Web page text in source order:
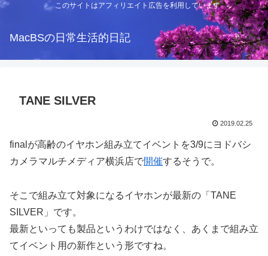
このサイトはアフィリエイト広告を利用しています
MacBSの日常生活的日記
TANE SILVER
2019.02.25
finalが高齢のイヤホン組み立てイベントを3/9にヨドバシ
カメラマルチメディア横浜店で開催するそうで。
そこで組み立て対象になるイヤホンが最新の「TANE
SILVER」です。
最新といっても製品というわけではなく、あくまで組み立
てイベント用の新作という形ですね。